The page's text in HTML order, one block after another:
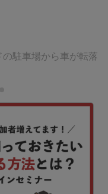
駐車場から車が転落